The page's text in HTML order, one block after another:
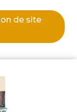
de site